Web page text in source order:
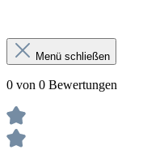
Menü schließen
0 von 0 Bewertungen